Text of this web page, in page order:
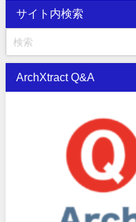
サイト内検索
ArchXtract Q&A